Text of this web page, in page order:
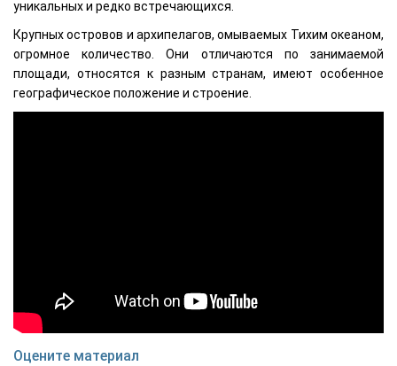
уникальных и редко встречающихся.
Крупных островов и архипелагов, омываемых Тихим океаном,
огромное количество. Они отличаются по занимаемой
площади, относятся к разным странам, имеют особенное
географическое положение и строение.
Оцените материал